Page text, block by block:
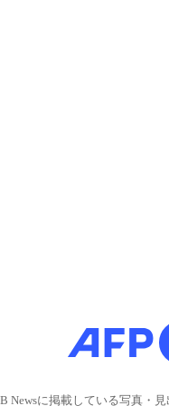
Newsに掲載している写真・